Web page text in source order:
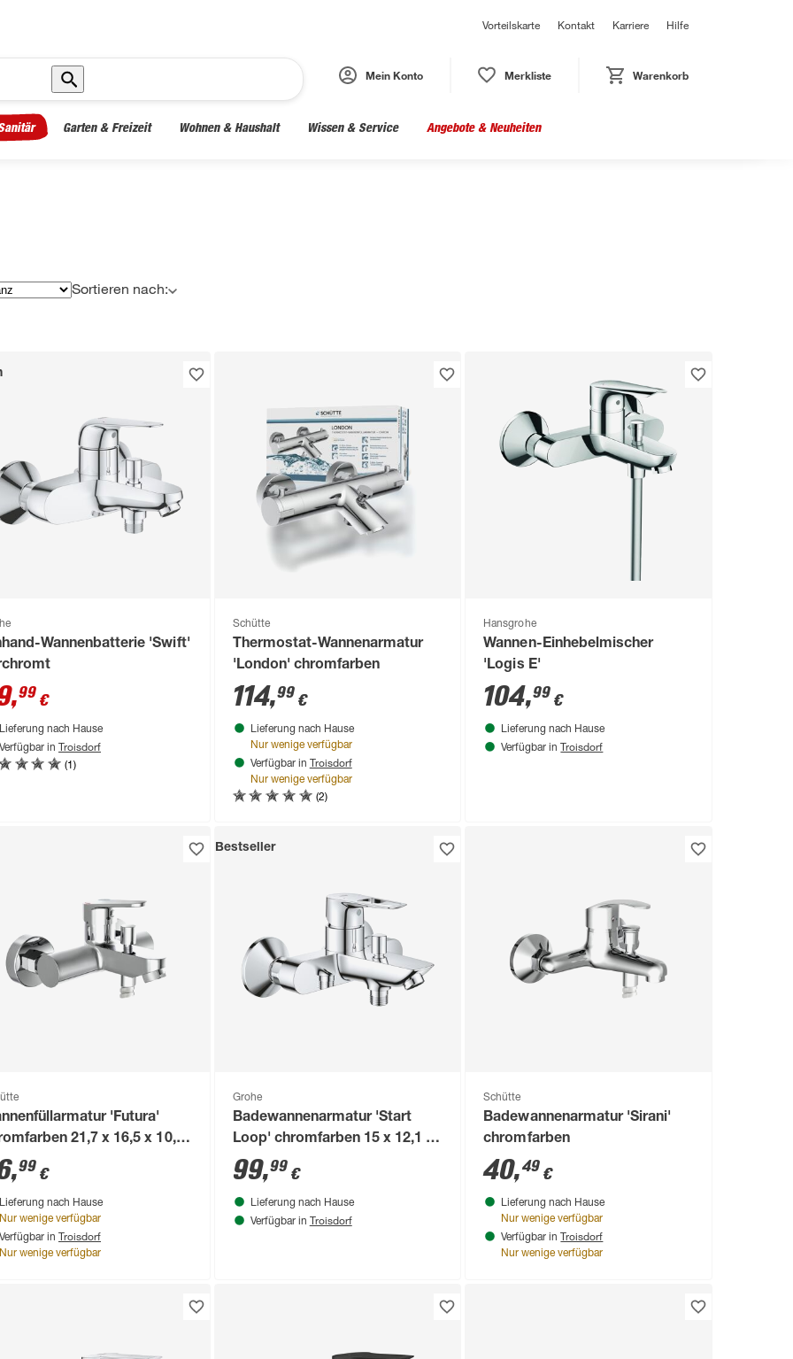
Vorteilskarte Kontakt Karriere Hilfe
Mein Konto Merkliste Warenkorb
Garten & Freizeit Wohnen & Haushalt Wissen & Service Angebote & Neuheiten
Sortieren nach:
Wannenbatterie 'Swift'
,99 €
Lieferung nach Hause
Verfügbar in Troisdorf
(1)
Schütte
Thermostat-Wannenarmatur
'London' chromfarben
114,99€
Lieferung nach Hause
Nur wenige verfügbar
Verfügbar in Troisdorf
Nur wenige verfügbar
(2)
Hansgrohe
Wannen-Einhebelmischer
'Logis E'
104,99 €
Lieferung nach Hause
Verfügbar in Troisdorf
'Futura'
21,7 x 16,5 x 10,8
,99 €
Lieferung nach Hause
Nur wenige verfügbar
Verfügbar in Troisdorf
Nur wenige verfügbar
Bestseller
Grohe
Badewannenarmatur 'Start
Loop' chromfarben 15 x 12,1 x
16,8 cm
99,99€
Lieferung nach Hause
Verfügbar in Troisdorf
Schütte
Badewannenarmatur 'Sirani'
chromfarben
40,49 €
Lieferung nach Hause
Nur wenige verfügbar
Verfügbar in Troisdorf
Nur wenige verfügbar